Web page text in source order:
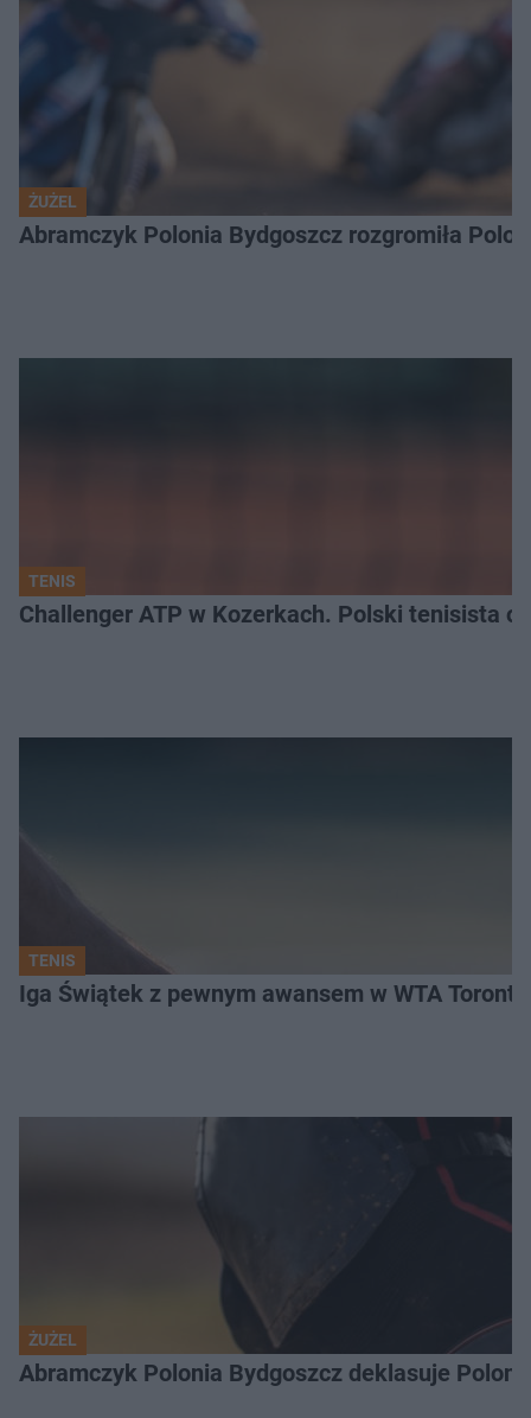
ŻUŻEL
Abramczyk Polonia Bydgoszcz rozgromiła
TENIS
Challenger ATP w Kozerkach. Polski tenisista
TENIS
Iga Świątek z pewnym awansem w WTA
ŻUŻEL
Abramczyk Polonia Bydgoszcz deklasuje